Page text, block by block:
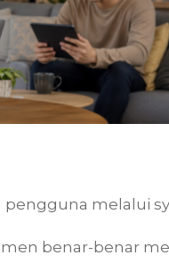
melalui
benar-benar